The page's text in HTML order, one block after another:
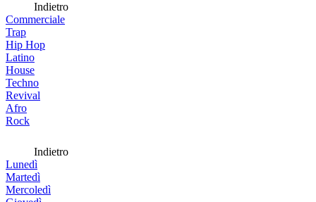
Indietro
Commerciale
Trap
Hip Hop
Latino
House
Techno
Revival
Afro
Rock
Indietro
Lunedì
Martedì
Mercoledì